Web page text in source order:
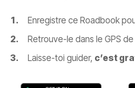
Enregistre ce Roadbook
Retrouve-le dans le GPS de
Laisse-toi guider, c’est